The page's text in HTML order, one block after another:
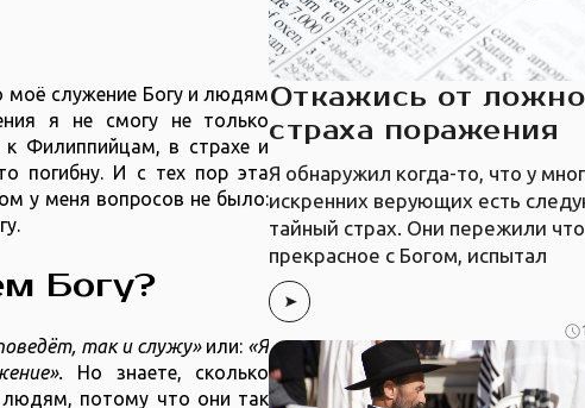
моё служение Богу и людям
я не смогу не только
к Филиппийцам, в страхе и
погибну. И с тех пор эта
у меня вопросов не было:
Богу?
так и служу» или: «Я
Но знаете, сколько
потому что они так
Откажись от
страха поражения
Я обнаружил когда-то, что у
искренних верующих есть
тайный страх. Они пережили
прекрасное с Богом, испытал